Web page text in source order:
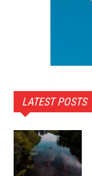
LATEST POSTS